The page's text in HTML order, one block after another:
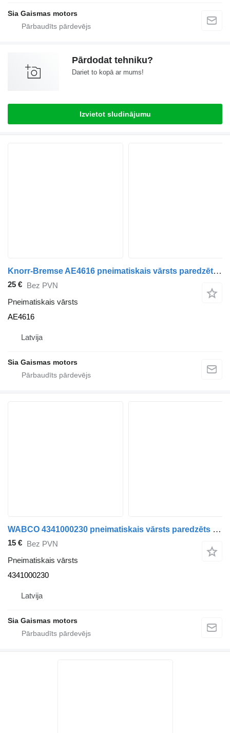
Sia Gaismas motors
Pārdodat tehniku?
Dariet to kopā ar mums!
Izvietot sludinājumu
Knorr-Bremse AE4616 pneimatiskais vārsts paredzēts Setra autobusa
25 € Bez PVN
Pneimatiskais vārsts
AE4616
Latvija
Sia Gaismas motors
WABCO 4341000230 pneimatiskais vārsts paredzēts Setra autobusa
15 € Bez PVN
Pneimatiskais vārsts
4341000230
Latvija
Sia Gaismas motors